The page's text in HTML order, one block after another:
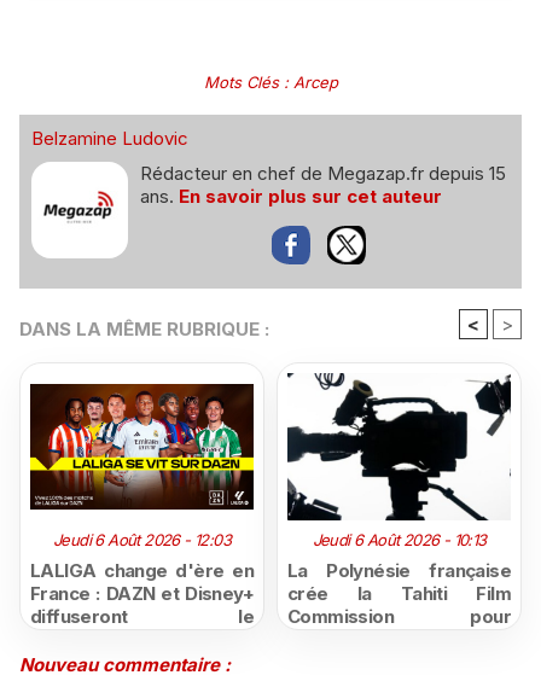
Mots Clés: Arcep
Belzamine Ludovic
Rédacteur en chef de Megazap.fr depuis 15
ans. En savoir plus sur cet auteur
DANS LA MÊME RUBRIQUE : < >
Jeudi 6 Août 2026 - 12:03
LALIGA change d'ère en
France : DAZN et Disney+
diffuseront le
jusqu'en 2029, un revers
Jeudi 6 Août 2026 - 10:13
La Polynésie française
crée la Tahiti Film
Commission pour
Nouveau commentaire :